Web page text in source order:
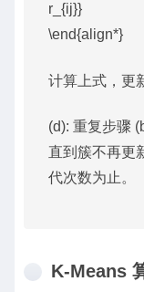
r_{ij}}
\end{align*}
计算上式，更
(d): 重复步骤
直到簇不再更
代次数为止。
K-Means